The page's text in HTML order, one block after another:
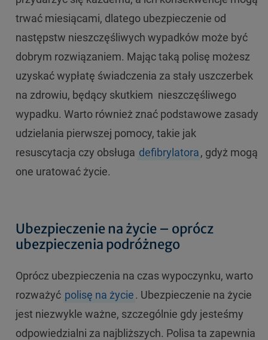
trwać miesiącami, dlatego ubezpieczenie od
następstw nieszczęśliwych wypadków może być
dobrym rozwiązaniem. Mając taką polisę możesz
uzyskać wypłatę świadczenia za stały uszczerbek
na zdrowiu, będący skutkiem nieszczęśliwego
wypadku. Warto również znać podstawowe zasady
udzielania pierwszej pomocy, takie jak
resuscytacja czy obsługa defibrylatora, gdyż mogą
one uratować życie.
Ubezpieczenie na życie – oprócz
ubezpieczenia podróżnego
Oprócz ubezpieczenia na czas wypoczynku, warto
rozważyć polisę na życie. Ubezpieczenie na życie
jest niezwykle ważne, szczególnie gdy jesteśmy
odpowiedzialni za najbliższych. Polisa ta zapewnia